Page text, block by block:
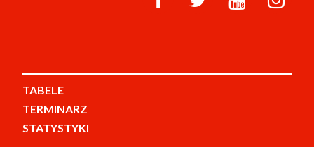
TABELE
TERMINARZ
STATYSTYKI